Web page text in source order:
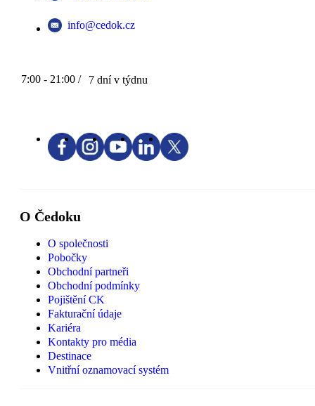
info@cedok.cz
7:00 - 21:00 / 7 dní v týdnu
O Čedoku
O společnosti
Pobočky
Obchodní partneři
Obchodní podmínky
Pojištění CK
Fakturační údaje
Kariéra
Kontakty pro média
Destinace
Vnitřní oznamovací systém